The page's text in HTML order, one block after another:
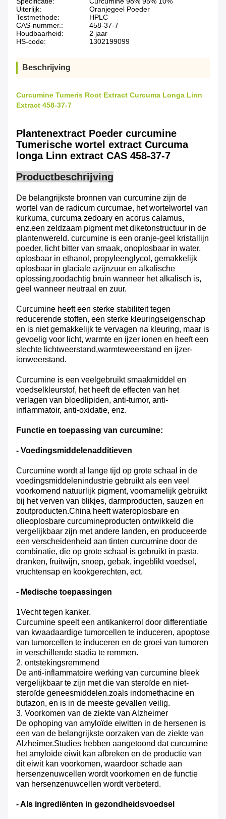
Uiterlijk:
Oranjegeel Poeder
Testmethode:
HPLC
CAS-nummer.:
458-37-7
Houdbaarheid:
2 jaar
HS-code:
1302199099
Beschrijving
Curcumine Tumeris Root Extract Curcuma Longa Linn
Extract 458-37-7
Plantenextract Poeder curcumine
Tumerische wortel extract Curcuma
longa Linn extract CAS 458-37-7
Productbeschrijving
De belangrijkste bronnen van curcumine zijn de
wortel van de radicum curcumae, het wortelwortel van
kurkuma, curcuma zedoary en acorus calamus,
enz.een zeldzaam pigment met diketonstructuur in de
plantenwereld. curcumine is een oranje-geel kristallijn
poeder, licht bitter van smaak, onoplosbaar in water,
oplosbaar in ethanol, propyleenglycol, gemakkelijk
oplosbaar in glaciale azijnzuur en alkalische
oplossing,roodachtig bruin wanneer het alkalisch is,
geel wanneer neutraal en zuur.
Curcumine heeft een sterke stabiliteit tegen
reducerende stoffen, een sterke kleuringseigenschap
en is niet gemakkelijk te vervagen na kleuring, maar is
gevoelig voor licht, warmte en ijzer ionen en heeft een
slechte lichtweerstand,warmteweerstand en ijzer-
ionweerstand.
Curcumine is een veelgebruikt smaakmiddel en
voedselkleurstof, het heeft de effecten van het
verlagen van bloedlipiden, anti-tumor, anti-
inflammatoir, anti-oxidatie, enz.
Functie en toepassing van curcumine:
- Voedingsmiddelenadditieven
Curcumine wordt al lange tijd op grote schaal in de
voedingsmiddelenindustrie gebruikt als een veel
voorkomend natuurlijk pigment, voornamelijk gebruikt
bij het verven van blikjes, darmproducten, sauzen en
zoutproducten.China heeft wateroplosbare en
olieoplosbare curcumineproducten ontwikkeld die
vergelijkbaar zijn met andere landen, en produceerde
een verscheidenheid aan tinten curcumine door de
combinatie, die op grote schaal is gebruikt in pasta,
dranken, fruitwijn, snoep, gebak, ingeblikt voedsel,
vruchtensap en kookgerechten, ect.
- Medische toepassingen
1Vecht tegen kanker.
Curcumine speelt een antikankerrol door differentiatie
van kwaadaardige tumorcellen te induceren, apoptose
van tumorcellen te induceren en de groei van tumoren
in verschillende stadia te remmen.
2. ontstekingsremmend
De anti-inflammatoire werking van curcumine bleek
vergelijkbaar te zijn met die van steroïde en niet-
steroïde geneesmiddelen.zoals indomethacine en
butazon, en is in de meeste gevallen veilig.
3. Voorkomen van de ziekte van Alzheimer
De ophoping van amyloïde eiwitten in de hersenen is
een van de belangrijkste oorzaken van de ziekte van
Alzheimer.Studies hebben aangetoond dat curcumine
het amyloïde eiwit kan afbreken en de productie van
dit eiwit kan voorkomen, waardoor schade aan
hersenzenuwcellen wordt voorkomen en de functie
van hersenzenuwcellen wordt verbeterd.
- Als ingrediënten in gezondheidsvoedsel